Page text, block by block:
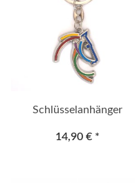
Schlüsselanhänger
14,90 € *